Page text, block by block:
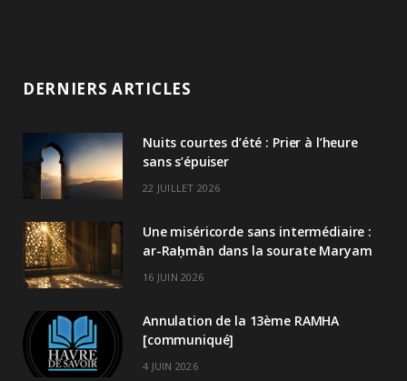
DERNIERS ARTICLES
Nuits courtes d’été : Prier à l’heure
sans s’épuiser
22 JUILLET 2026
Une miséricorde sans intermédiaire :
ar-Raḥmān dans la sourate Maryam
16 JUIN 2026
Annulation de la 13ème RAMHA
[communiqué]
4 JUIN 2026